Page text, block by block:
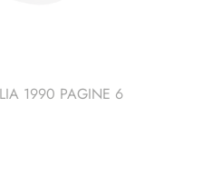
1990 PAGINE 6